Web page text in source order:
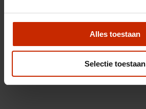
Alles toestaan
Selectie toestaan